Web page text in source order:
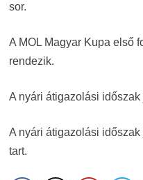
sor.
A MOL Magyar Kupa első
rendezik.
A nyári átigazolási
A nyári átigazolási
tart.